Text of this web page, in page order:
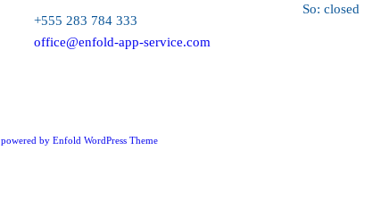
+555 283 784 333
office@enfold-app-service.com
So: closed
powered by Enfold WordPress Theme